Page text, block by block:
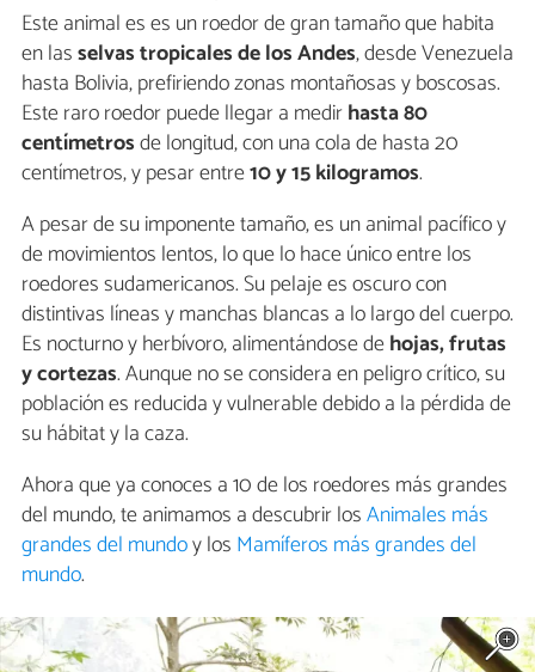
Este animal es es un roedor de gran tamaño que habita
en lasselvas tropicales de los Andes, desde Venezuela
hasta Bolivia, prefiriendo zonas montañosas y boscosas.
Este raro roedor puede llegar a medirhasta 80
centímetrosde longitud, con una cola de hasta 20
centímetros, y pesar entre10 y 15 kilogramos.
A pesar de su imponente tamaño, es un animal pacífico y
de movimientos lentos, lo que lo hace único entre los
roedores sudamericanos. Su pelaje es oscuro con
distintivas líneas y manchas blancas a lo largo del cuerpo.
Es nocturno y herbívoro, alimentándose dehojas, frutas
y cortezas. Aunque no se considera en peligro crítico, su
población es reducida y vulnerable debido a la pérdida de
su hábitat y la caza.
Ahora que ya conoces a 10 de los roedores más grandes
del mundo, te animamos a descubrir losAnimales más
grandes del mundoy los Mamíferos más grandes del
mundo.